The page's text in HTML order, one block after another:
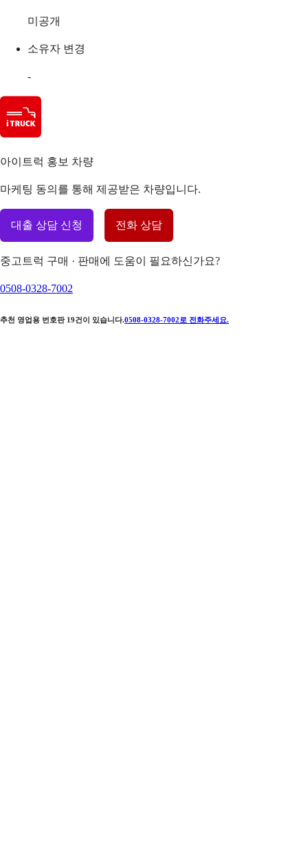
미공개
소유자 변경
-
아이트럭 홍보 차량
마케팅 동의를 통해 제공받은 차량입니다.
대출 상담 신청 전화 상담
중고트럭 구매 · 판매에 도움이 필요하신가요?
0508-0328-7002
추천 영업용 번호판 19건이 있습니다.0508-0328-7002 로 전화주세요.